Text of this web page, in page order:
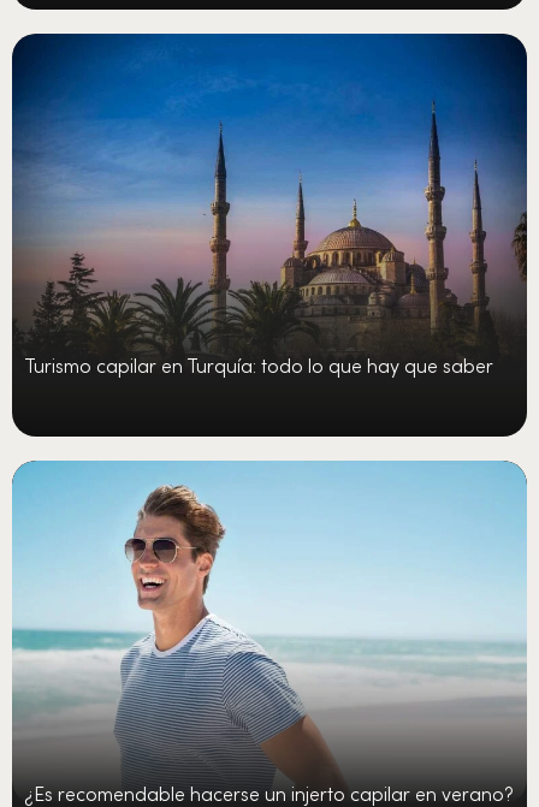
Turismo capilar en Turquía: todo lo que hay que saber
¿Es recomendable hacerse un injerto capilar en verano?